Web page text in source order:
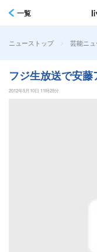
一覧
ニューストップ > 芸能ニュ
フジ生放送で安
2012年5月10日 11時25分